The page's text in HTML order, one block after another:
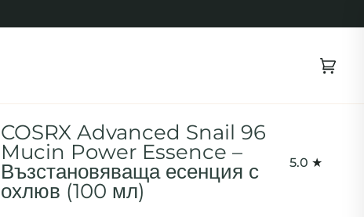
COSRX Advanced Snail 96
Mucin Power Essence –
Възстановяваща есенция с
охлюв (100 мл)
5.0